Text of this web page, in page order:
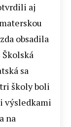
aj
obsadila
Školská
sa
školy boli
výsledkami
na